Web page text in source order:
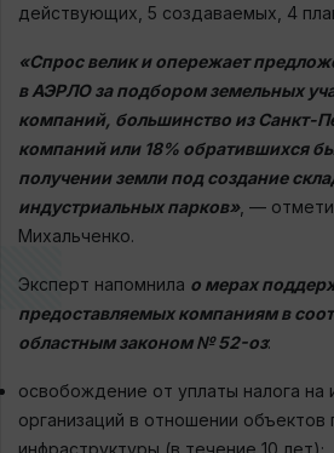
действующих, 5 создаваемых, 4
«Спрос велик и опережает
в АЭРЛО за подбором земельных
компаний, большинство из Санкт-
компаний или 18% обратившихся
получении земли под создание
индустриальных парков», —
Михальченко.
Эксперт напомнила о мерах
предоставляемых компаниям в
областным законом № 52-оз:
освобождение от уплаты налога на
организаций в отношении
инфраструктуры (в течение 10 лет);